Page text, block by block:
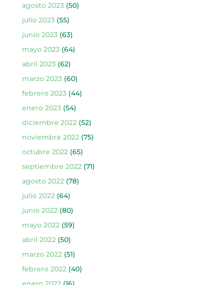
agosto 2023(50)
julio 2023(55)
junio 2023(63)
mayo 2023(64)
abril 2023(62)
marzo 2023(60)
febrero 2023(44)
enero 2023(54)
diciembre 2022 (52)
noviembre 2022 (75)
octubre 2022 (65)
septiembre 2022 (71)
agosto 2022 (78)
julio 2022 (64)
junio 2022 (80)
mayo 2022 (59)
abril 2022 (50)
marzo 2022 (51)
febrero 2022 (40)